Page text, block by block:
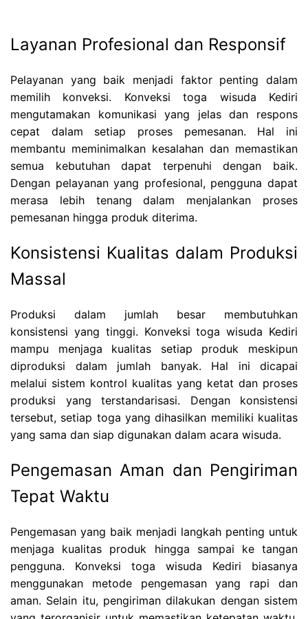
Layanan Profesional dan Responsif
Pelayanan yang baik menjadi faktor penting dalam
memilih konveksi. Konveksi toga wisuda Kediri
mengutamakan komunikasi yang jelas dan respons
cepat dalam setiap proses pemesanan. Hal ini
membantu meminimalkan kesalahan dan memastikan
semua kebutuhan dapat terpenuhi dengan baik.
Dengan pelayanan yang profesional, pengguna dapat
merasa lebih tenang dalam menjalankan proses
pemesanan hingga produk diterima.
Konsistensi Kualitas dalam Produksi
Massal
Produksi dalam jumlah besar membutuhkan
konsistensi yang tinggi. Konveksi toga wisuda Kediri
mampu menjaga kualitas setiap produk meskipun
diproduksi dalam jumlah banyak. Hal ini dicapai
melalui sistem kontrol kualitas yang ketat dan proses
produksi yang terstandarisasi. Dengan konsistensi
tersebut, setiap toga yang dihasilkan memiliki kualitas
yang sama dan siap digunakan dalam acara wisuda.
Pengemasan Aman dan Pengiriman
Tepat Waktu
Pengemasan yang baik menjadi langkah penting untuk
menjaga kualitas produk hingga sampai ke tangan
pengguna. Konveksi toga wisuda Kediri biasanya
menggunakan metode pengemasan yang rapi dan
aman. Selain itu, pengiriman dilakukan dengan sistem